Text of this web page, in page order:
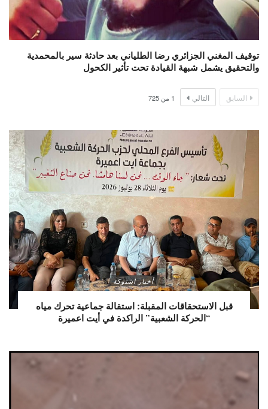
توقيف المغني الجزائري رضا الطلياني بعد حادثة سير بالمحمدية
والتحقيق يشمل شبهة القيادة تحت تأثير الكحول
السابق التالي 1 من 725
أخبار اشتوكة
قبل الاستحقاقات المقبلة: استقالة جماعية تحرك مياه
“الحركة الشعبية” الراكدة في أيت اعميرة